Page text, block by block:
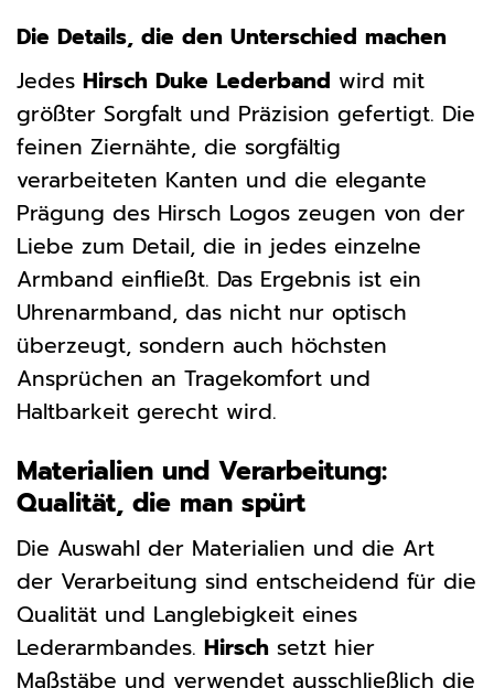
Die Details, die den Unterschied machen
Jedes Hirsch Duke Lederband wird mit
größter Sorgfalt und Präzision gefertigt. Die
feinen Ziernähte, die sorgfältig
verarbeiteten Kanten und die elegante
Prägung des Hirsch Logos zeugen von der
Liebe zum Detail, die in jedes einzelne
Armband einfließt. Das Ergebnis ist ein
Uhrenarmband, das nicht nur optisch
überzeugt, sondern auch höchsten
Ansprüchen an Tragekomfort und
Haltbarkeit gerecht wird.
Materialien und Verarbeitung:
Qualität, die man spürt
Die Auswahl der Materialien und die Art
der Verarbeitung sind entscheidend für die
Qualität und Langlebigkeit eines
Lederarmbandes. Hirsch setzt hier
Maßstäbe und verwendet ausschließlich die